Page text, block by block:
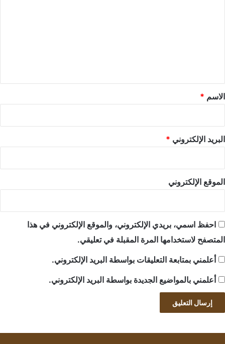
*
الاسم *
البريد الإلكتروني *
الموقع الإلكتروني
احفظ اسمي، بريدي الإلكتروني، والموقع الإلكتروني في هذا
المتصفح لاستخدامها المرة المقبلة في تعليقي.
أعلمني بمتابعة التعليقات بواسطة البريد الإلكتروني.
أعلمني بالمواضيع الجديدة بواسطة البريد الإلكتروني.